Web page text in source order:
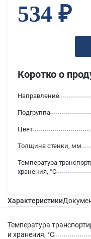
Коротко о
Температура
хранения, °С
Направление
Подгруппа
Цвет
Толщина стенки, мм
534 ₽
Характеристики
Температура
и хранения, °С